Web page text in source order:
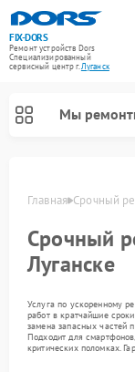
FIX-DORS
Ремонт устройств Dors
Специализированный
cервисный центр г.Луганск
Мы
Главная Срочный
Срочный
Луганске
Услуга по ускоренному
работ в кратчайшие
замена запасных частей
Подходит для
критических поломках.